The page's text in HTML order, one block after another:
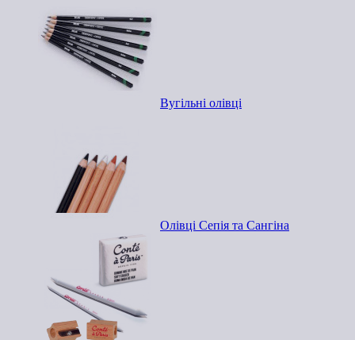
Вугільні олівці
Олівці Сепія та Сангіна